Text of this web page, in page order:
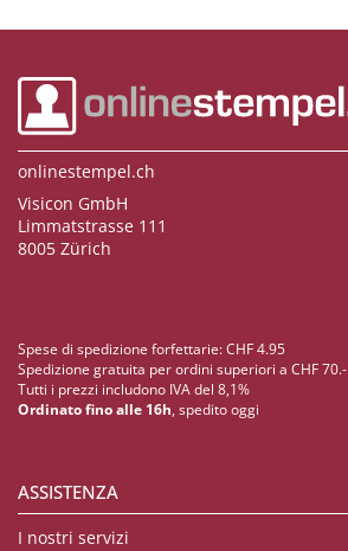
onlinestempel.ch
Visicon GmbH
Limmatstrasse 111
8005 Zürich
Spese di spedizione forfettarie: CHF 4.95
Spedizione gratuita per ordini superiori a CHF 70.-
Tutti i prezzi includono IVA del 8,1%
Ordinato fino alle 16h, spedito oggi
ASSISTENZA
I nostri servizi